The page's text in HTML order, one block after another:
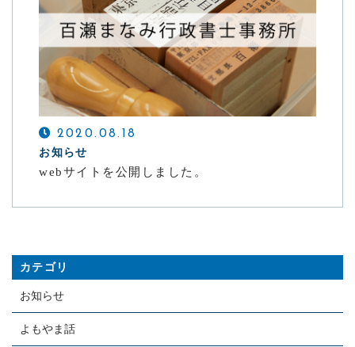
ブログ
お問い合わせ
CONTACT
離婚、相続についてのご相談はこちらから
お問い合わせフォーム
2020.08.18
お知らせ
webサイトを公開しました。
カテゴリ
お知らせ
よもやま話